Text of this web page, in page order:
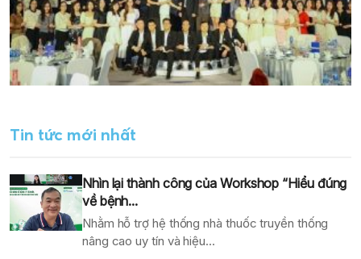
Tin tức mới nhất
Nhìn lại thành công của Workshop “Hiểu đúng
về bệnh...
Nhằm hỗ trợ hệ thống nhà thuốc truyền thống
nâng cao uy tín và hiệu...